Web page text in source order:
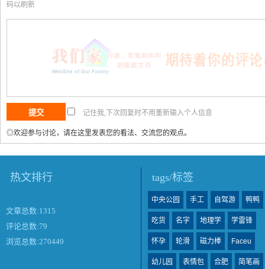
码以刷新
记住我,下次回复时不用重新输入个人信息
◎欢迎参与讨论，请在这里发表您的看法、交流您的观点。
热文排行
文章总数:1315
评论总数:79
浏览总数:270449
tags/标签
中央公园 手工 自驾游 鸭鸭
吃货 名字 地理学 学雷锋
怀孕 轮滑 磁力棒 Faceu
幼儿园 表情包 合肥 简笔画